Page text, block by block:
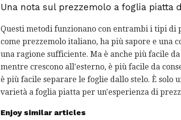
Una nota sul prezzemolo a foglia piatta
Questi metodi funzionano con entrambi i tipi di
come prezzemolo italiano, ha più sapore e una
una ragione sufficiente. Ma è anche più facile
mentre crescono all'esterno, è più facile da
è più facile separare le foglie dallo stelo. È solo
varietà a foglia piatta per un'esperienza di
Enjoy similar articles